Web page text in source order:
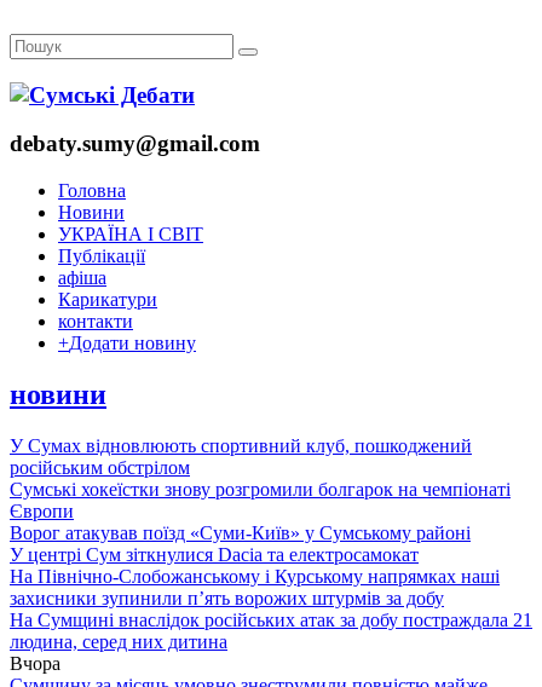
debaty.sumy@gmail.com
Головна
Новини
УКРАЇНА І СВІТ
Публікації
афіша
Карикатури
контакти
+Додати новину
новини
У Сумах відновлюють спортивний клуб, пошкоджений
російським обстрілом
Сумські хокеїстки знову розгромили болгарок на чемпіонаті
Європи
Ворог атакував поїзд «Суми-Київ» у Сумському районі
У центрі Сум зіткнулися Dacia та електросамокат
На Північно-Слобожанському і Курському напрямках наші
захисники зупинили п’ять ворожих штурмів за добу
На Сумщині внаслідок російських атак за добу постраждала 21
людина, серед них дитина
Вчора